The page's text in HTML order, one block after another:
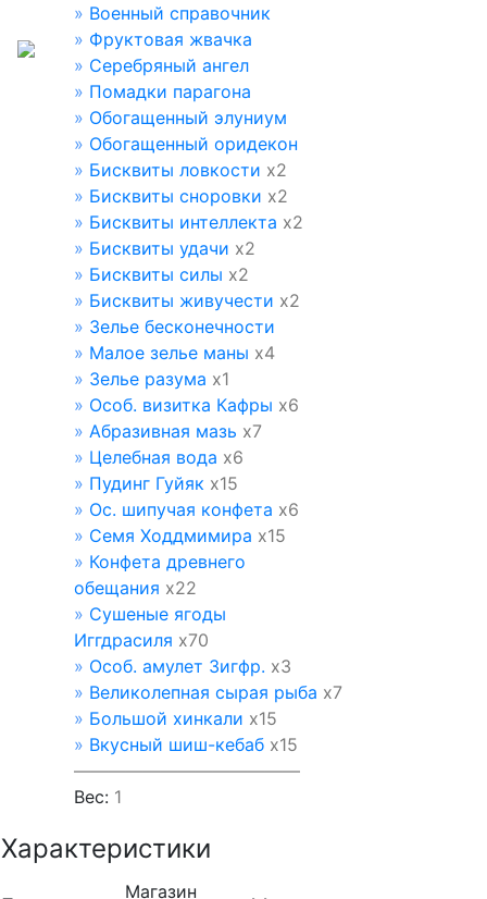
» Военный справочник
» Фруктовая жвачка
» Серебряный ангел
» Помадки парагона
» Обогащенный элуниум
» Обогащенный оридекон
» Бисквиты ловкости х2
» Бисквиты сноровки х2
» Бисквиты интеллекта х2
» Бисквиты удачи х2
» Бисквиты силы х2
» Бисквиты живучести х2
» Зелье бесконечности
» Малое зелье маны х4
» Зелье разума х1
» Особ. визитка Кафры х6
» Абразивная мазь х7
» Целебная вода х6
» Пудинг Гуйяк х15
» Ос. шипучая конфета х6
» Семя Ходдмимира х15
» Конфета древнего
обещания х22
» Сушеные ягоды
Иггдрасиля х70
» Особ. амулет Зигфр. х3
» Великолепная сырая рыба х7
» Большой хинкали х15
» Вкусный шиш-кебаб х15
—————————————
Вес: 1
Характеристики
Магазин